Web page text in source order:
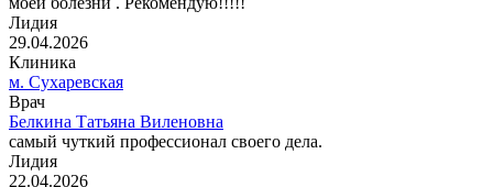
Лидия
29.04.2026
Клиника
м. Сухаревская
Врач
Белкина Татьяна Виленовна
самый чуткий профессионал своего дела.
Лидия
22.04.2026